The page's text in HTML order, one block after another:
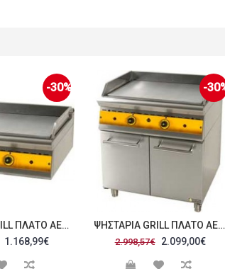
-30%
ΨΗΣΤΑΡΙΆ GRILL ΠΛΑΤΌ ΑΕΡΊΟΥ 80
1.168,99€
-
ΨΗΣΤΑΡΙΆ GRILL ΠΛΑΤΌ ΑΕΡΊΟΥ ΜΕ ΕΡΜΆΡΙΟ 80
2.998,57€ 2.099,00€